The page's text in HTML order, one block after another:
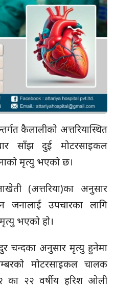
कैलालीको अत्तरियास्थित
साँझ दुई मोटरसाइकल
मृत्यु भएको छ।
(अत्तरिया)का अनुसार
जनालाई उपचारका लागि
भएको हो।
चन्दका अनुसार मृत्यु हुनेमा
मोटरसाइकल चालक
का २२ वर्षीय हरिश ओली